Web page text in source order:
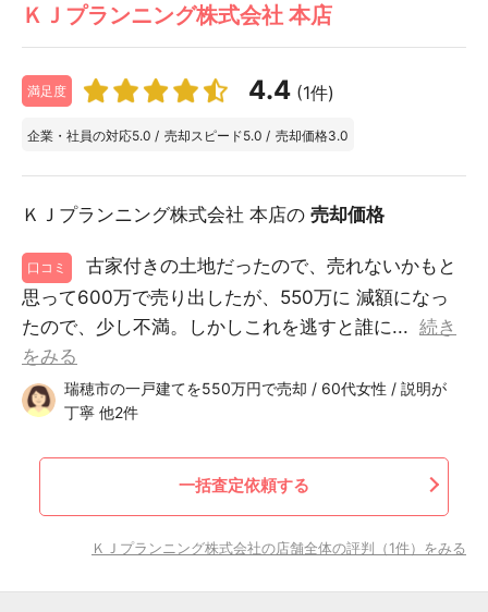
ＫＪプランニング株式会社 本店
満足度 4.4 (1件)
企業・社員の対応5.0 / 売却スピード5.0 / 売却価格3.0
ＫＪプランニング株式会社 本店の 売却価格
口コミ
古家付きの土地だったので、売れないかもと
思って600万で売り出したが、550万に 減額になっ
たので、少し不満。しかしこれを逃すと誰に... 続き
をみる
瑞穂市の一戸建てを550万円で売却 / 60代女性 / 説明が
丁寧 他2件
一括査定依頼する
ＫＪプランニング株式会社の店舗全体の評判（1件）をみる